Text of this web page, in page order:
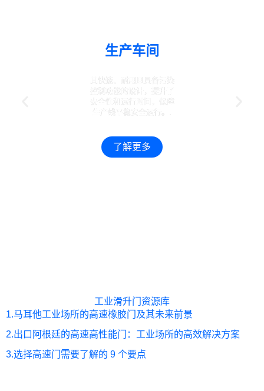
生产车间
了解更多
工业滑升门资源库
1.马耳他工业场所的高速橡胶门及其未来前景
2.出口阿根廷的高速高性能门：工业场所的高效解决方案
3.选择高速门需要了解的 9 个要点